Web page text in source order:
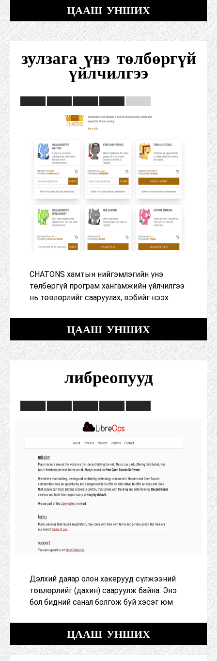
ЦААШ УНШИХ
зулзага үнэ төлбөргүй
үйлчилгээ
CHATONS хамтын нийгэмлэгийн үнэ
төлбөргүй програм хангамжийн үйлчилгээ
нь төвлөрлийг сааруулах, вэбийг нээх
ЦААШ УНШИХ
либреопууд
Дэлхий даяар олон хакерууд сүлжээний
төвлөрлийг (дахин) сааруулж байна. Энэ
бол бидний санал болгож буй хэсэг юм
ЦААШ УНШИХ